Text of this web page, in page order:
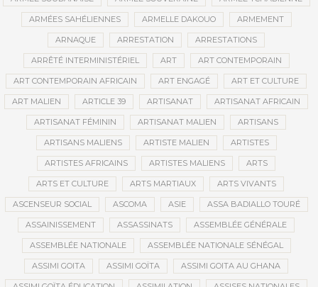
ARMÉES SAHÉLIENNES ARMELLE DAKOUO ARMEMENT
ARNAQUE ARRESTATION ARRESTATIONS
ARRÊTÉ INTERMINISTÉRIEL ART ART CONTEMPORAIN
ART CONTEMPORAIN AFRICAIN ART ENGAGÉ ART ET CULTURE
ART MALIEN ARTICLE 39 ARTISANAT ARTISANAT AFRICAIN
ARTISANAT FÉMININ ARTISANAT MALIEN ARTISANS
ARTISANS MALIENS ARTISTE MALIEN ARTISTES
ARTISTES AFRICAINS ARTISTES MALIENS ARTS
ARTS ET CULTURE ARTS MARTIAUX ARTS VIVANTS
ASCENSEUR SOCIAL ASCOMA ASIE ASSA BADIALLO TOURÉ
ASSAINISSEMENT ASSASSINATS ASSEMBLÉE GÉNÉRALE
ASSEMBLÉE NATIONALE ASSEMBLÉE NATIONALE SÉNÉGAL
ASSIMI GOITA ASSIMI GOÏTA ASSIMI GOITA AU GHANA